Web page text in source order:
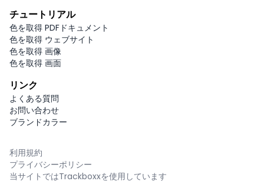
チュートリアル
色を取得 PDFドキュメント
色を取得 ウェブサイト
色を取得 画像
色を取得 画面
リンク
よくある質問
お問い合わせ
ブランドカラー
利用規約
プライバシーポリシー
当サイトではTrackboxxを使用しています